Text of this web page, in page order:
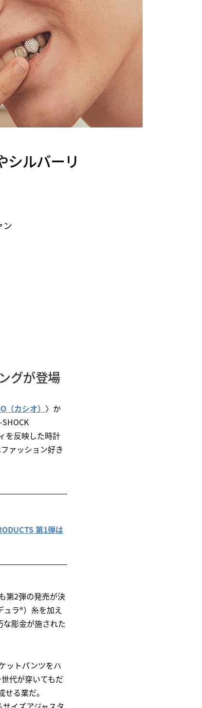
シルバーリ
ン
グが登場
（カシオ） 〉か
を反映した時計
ァッション好き
第1弾は
第2弾の発売が決
ュラ®）糸を加え
彫金が施された
ットパンツをハ
代が穿いてもだ
る業だ。